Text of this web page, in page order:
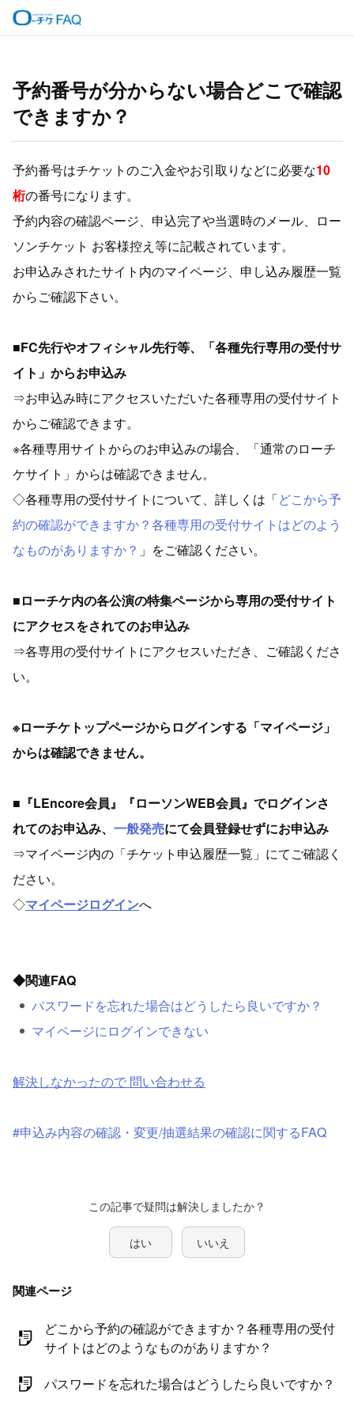
予約番号が分からない場合どこで確認
できますか？
予約番号はチケットのご入金やお引取りなどに必要な10
桁の番号になります。
予約内容の確認ページ、申込完了や当選時のメール、ロー
ソンチケット お客様控え等に記載されています。
お申込みされたサイト内のマイページ、申し込み履歴一覧
からご確認下さい。
■FC先行やオフィシャル先行等、「各種先行専用の受付サ
イト」からお申込み
⇒お申込み時にアクセスいただいた各種専用の受付サイト
からご確認できます。
※各種専用サイトからのお申込みの場合、「通常のローチ
ケサイト」からは確認できません。
◇各種専用の受付サイトについて、詳しくは「どこから予
約の確認ができますか？各種専用の受付サイトはどのよう
なものがありますか？ 」をご確認ください。
■ローチケ内の各公演の特集ページから専用の受付サイト
にアクセスをされてのお申込み
⇒各専用の受付サイトにアクセスいただき、ご確認くださ
い。
※ローチケトップページからログインする「マイページ」
からは確認できません。
■『LEncore会員』『ローソンWEB会員』でログインさ
れてのお申込み、 一般発売にて会員登録せずにお申込み
⇒マイページ内の「チケット申込履歴一覧」にてご確認く
ださい。
◇マイページログインへ
◆関連FAQ
パスワードを忘れた場合はどうしたら良いですか？
マイページにログインできない
解決しなかったので 問い合わせる
#申込み内容の確認・変更/抽選結果の確認に関するFAQ
はい いいえ
関連ページ
どこから予約の確認ができますか？各種専用の受付
サイトはどのようなものがありますか？
パスワードを忘れた場合はどうしたら良いですか？